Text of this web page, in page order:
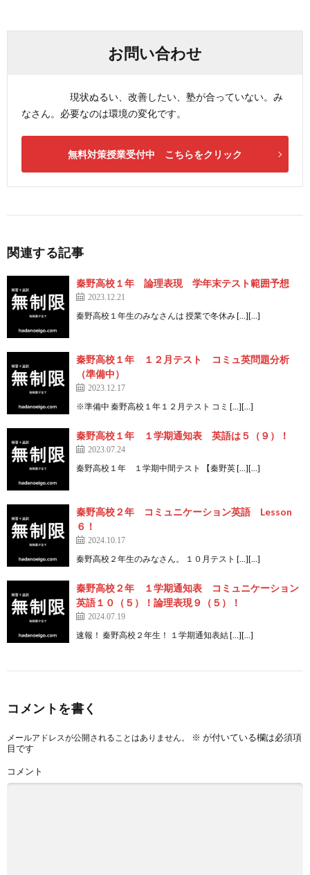
お問い合わせ
現状ぬるい、改善したい、塾が合っていない。み
なさん。必要なのは環境の変化です。
無料対策授業受付中 こちらをクリック
関連する記事
秦野高校１年 論理表現 学年末テスト範囲予想
2023.12.21
秦野高校１年生のみなさんは 授業で冬休み […][…]
秦野高校１年 １２月テスト コミュ英問題分析
（準備中）
2023.12.17
※準備中 秦野高校１年１２月テスト コミ […][…]
秦野高校１年 １学期通知表 英語は５（９）！
2023.07.24
秦野高校１年 １学期中間テスト 【秦野英 […][…]
秦野高校２年 コミュニケーション英語 Lesson
６！
2024.10.17
秦野高校２年生のみなさん。 １０月テスト […][…]
秦野高校２年 １学期通知表 コミュニケーション
英語１０（５）！論理表現９（５）！
2024.07.19
速報！ 秦野高校２年生！ １学期通知表結 […][…]
コメントを書く
メールアドレスが公開されることはありません。 ※ が付いている欄は必須項
目です
コメント